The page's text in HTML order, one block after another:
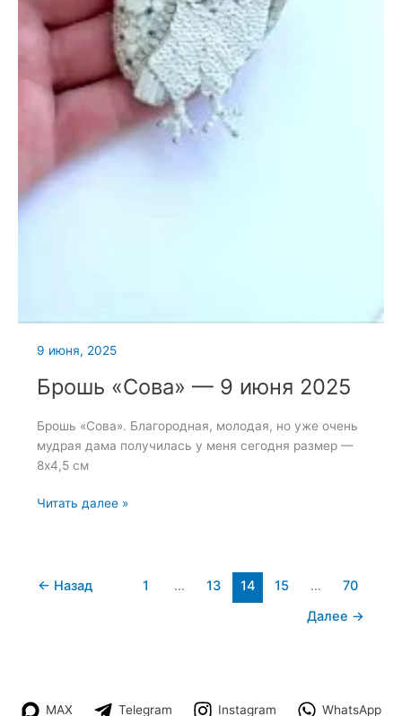
9 июня, 2025
Брошь «Сова» — 9 июня 2025
Брошь «Сова». Благородная, молодая, но уже очень
мудрая дама получилась у меня сегодня размер —
8х4,5 см
Брошь
июня
Читать далее »
← Назад 1 … 13 14 15 …
70
Далее →
MAX Telegram Instagram WhatsApp